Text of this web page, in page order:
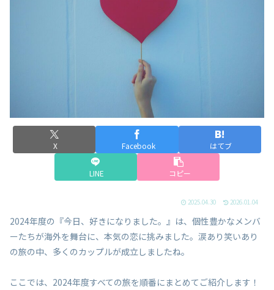
X Facebook はてブ
LINE コピー
2025.04.30 2026.01.04
2024年度の『今日、好きになりました。』は、個性豊かなメンバ
ーたちが海外を舞台に、本気の恋に挑みました。涙あり笑いあり
の旅の中、多くのカップルが成立しましたね。
ここでは、2024年度すべての旅を順番にまとめてご紹介します！